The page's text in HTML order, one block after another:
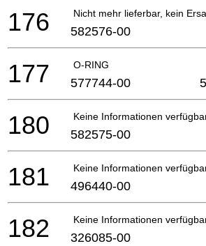
Nicht mehr lieferbar, kein
176 582576-00
O-RING
177 577744-00
Keine Informationen
180 582575-00
Keine Informationen
181 496440-00
Keine Informationen
182 326085-00